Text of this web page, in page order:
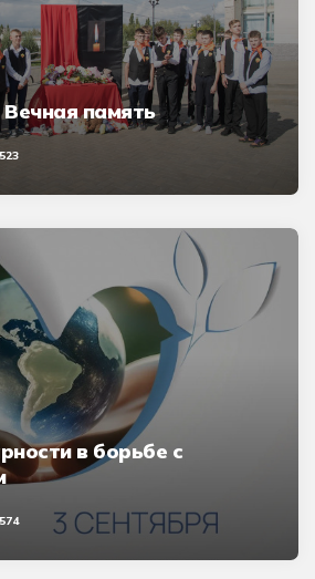
память
523
в борьбе с
574